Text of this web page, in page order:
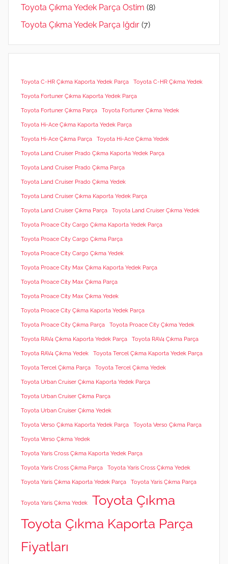
Toyota Çıkma Yedek Parça Ostim (8)
Toyota Çıkma Yedek Parça Iğdır (7)
Toyota C-HR Çıkma Kaporta Yedek Parça Toyota C-HR Çıkma Yedek
Toyota Fortuner Çıkma Kaporta Yedek Parça
Toyota Fortuner Çıkma Parça Toyota Fortuner Çıkma Yedek
Toyota Hi-Ace Çıkma Kaporta Yedek Parça
Toyota Hi-Ace Çıkma Parça Toyota Hi-Ace Çıkma Yedek
Toyota Land Cruiser Prado Çıkma Kaporta Yedek Parça
Toyota Land Cruiser Prado Çıkma Parça
Toyota Land Cruiser Prado Çıkma Yedek
Toyota Land Cruiser Çıkma Kaporta Yedek Parça
Toyota Land Cruiser Çıkma Parça Toyota Land Cruiser Çıkma Yedek
Toyota Proace City Cargo Çıkma Kaporta Yedek Parça
Toyota Proace City Cargo Çıkma Parça
Toyota Proace City Cargo Çıkma Yedek
Toyota Proace City Max Çıkma Kaporta Yedek Parça
Toyota Proace City Max Çıkma Parça
Toyota Proace City Max Çıkma Yedek
Toyota Proace City Çıkma Kaporta Yedek Parça
Toyota Proace City Çıkma Parça Toyota Proace City Çıkma Yedek
Toyota RAV4 Çıkma Kaporta Yedek Parça Toyota RAV4 Çıkma Parça
Toyota RAV4 Çıkma Yedek Toyota Tercel Çıkma Kaporta Yedek Parça
Toyota Tercel Çıkma Parça Toyota Tercel Çıkma Yedek
Toyota Urban Cruiser Çıkma Kaporta Yedek Parça
Toyota Urban Cruiser Çıkma Parça
Toyota Urban Cruiser Çıkma Yedek
Toyota Verso Çıkma Kaporta Yedek Parça Toyota Verso Çıkma Parça
Toyota Verso Çıkma Yedek
Toyota Yaris Cross Çıkma Kaporta Yedek Parça
Toyota Yaris Cross Çıkma Parça Toyota Yaris Cross Çıkma Yedek
Toyota Yaris Çıkma Kaporta Yedek Parça Toyota Yaris Çıkma Parça
Toyota Yaris Çıkma Yedek
Toyota Çıkma
Toyota Çıkma Kaporta Parça
Fiyatları